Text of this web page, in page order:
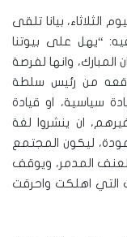
الثلاثاء، بيانا تلقى
“يهل على بيوتنا
وانها لفرصة
من رئيس سلطة
سياسية، او قيادة
ان ينشروا لغة
ليكون المجتمع
المدمر، ويوقف
التي اهلكت واحرقت